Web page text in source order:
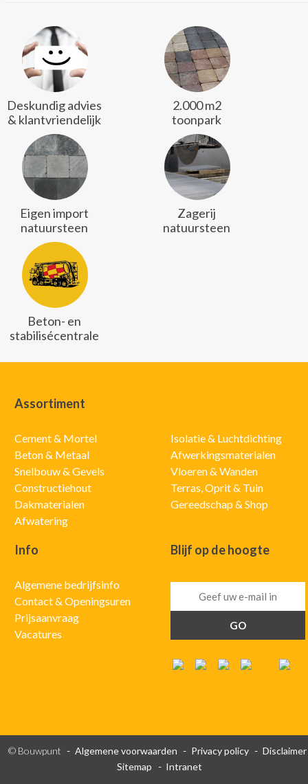
Deskundig advies
& klantvriendelijk
2.000 m2
toonpark
Eigen import
natuursteen
Zagerij
natuursteen
Beton- en
stabilisécentrale
Assortiment
Cement & Mortel
Beton & Metaal
Snelbouw & Gevels
Constructiehout
Dakmaterialen
Afwatering
Isolatie & Luchtdichting
Afwerkingsmaterialen
Vloeren & Wanden
Terras, Oprit & Tuin
Gereedschap & Shop
Info
Algemene bedrijfsinfo
Contact & Openingsuren
Prijsaanvraag
Vacatures
Blijf op de hoogte
© Bouwpunt Algemene voorwaarden Privacy policy
Disclaimer
Sitemap
Intranet